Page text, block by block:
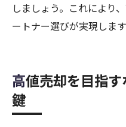
しましょう。これにより
ートナー選びが実現します
高値売却を目指すなら買取の活用法が
鍵